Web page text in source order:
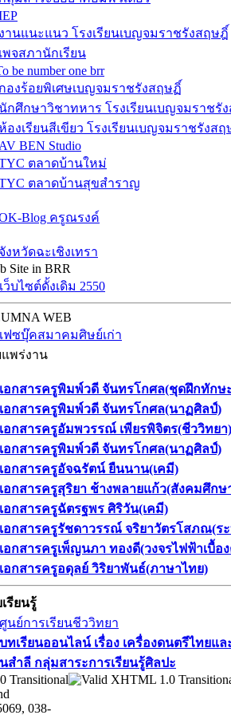
งานแนะแนว โรงเรียนเบญจมราชรังสฤษฎิ์
เพจสภานักเรียน
be number one brr
กองร้อยพิเศษเบญจมราชรังสฤษฏิ์
นักศึกษาวิชาทหาร โรงเรียนเบญจมราชรั
องเรียนสีเขียว โรงเรียนเบญจมราชรังสฤ
AV BEN Studio
ตลาดบ้านใหม่
ตลาดบ้านสุขสำราญ
Blog ครูณรงค์
จังหวัดฉะเชิงเทรา
Site in BRR
เว็บไซต์ดั้งเดิม 2550
WEB
เฟซบุ๊คสมาคมศิษย์เก่า
แพร่งาน
เอกสารครูพิมพ์วดี จันทรโกศล(ชุดฝึกทักษ
เอกสารครูพิมพ์วดี จันทรโกศล(นาฏศิลป์)
เอกสารครูอัมพวรรณ์ เพียรพิจิตร(ชีววิทยา)
เอกสารครูพิมพ์วดี จันทรโกศล(นาฏศิลป์)
เอกสารครูอัจฉรัตน์ ยืนนาน(เคมี)
เอกสารครูสุริยา ช้างพลายแก้ว(สังคมศึกษ
เอกสารครูฉัตรฐพร ศิริวัน(เคมี)
เอกสารครูรัชดาวรรณ์ จริยาวัตรโสภณ(ร
เอกสารครูเพ็ญนภา ทองดี(วงจรไฟฟ้าเบื้อ
เอกสารครูอดุลย์ วิริยาพันธ์(ภาษาไทย)
เรียนรู้
ศูนย์การเรียนชีววิทยา
บทเรียนออนไลน์​ เรื่อง​ เครื่องดนตรีไทย
สำลี​ กลุ่มสาระการเรียนรู้ศิลปะ
038-